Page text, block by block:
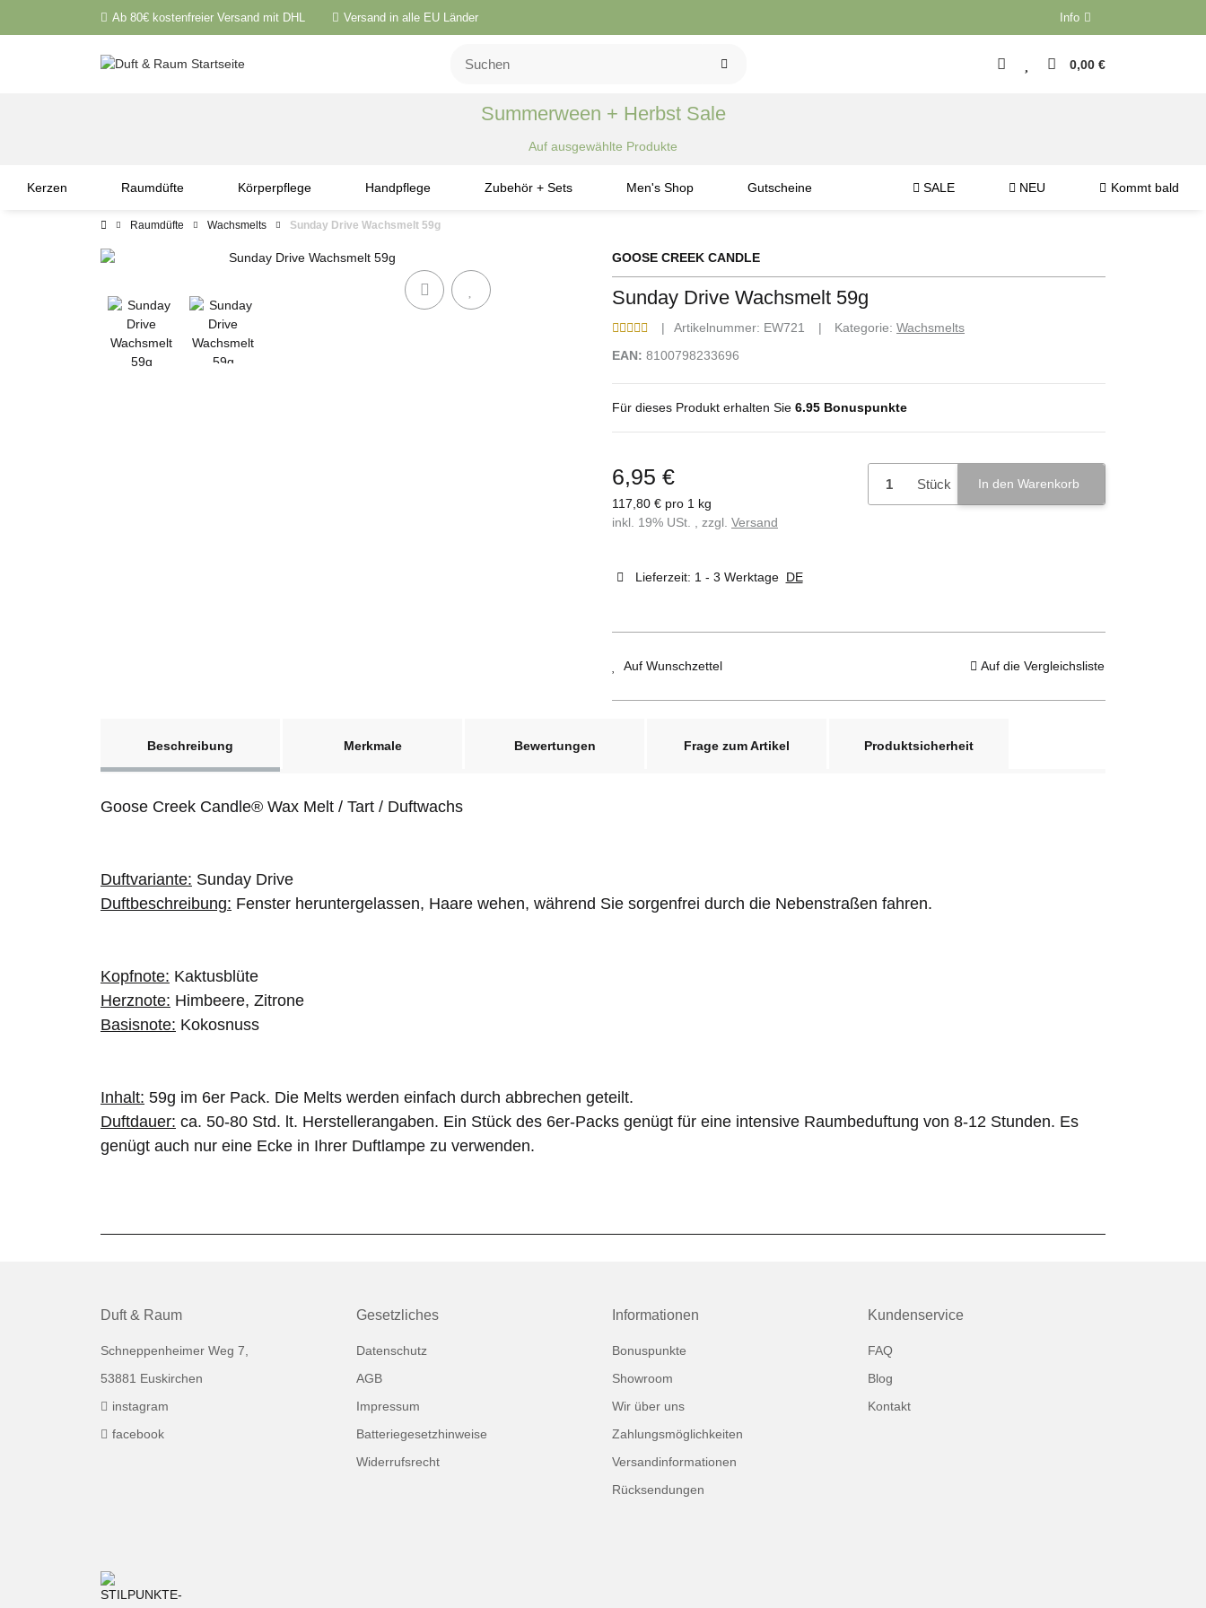
Ab 80€ kostenfreier Versand mit DHL Versand in alle EU Länder Info
0,00 €
Summerween + Herbst Sale
Auf ausgewählte Produkte
Kerzen Raumdüfte Körperpflege Handpflege Zubehör + Sets Men's Shop Gutscheine SALE NEU Kommt bald
Raumdüfte Wachsmelts Sunday Drive Wachsmelt 59g
GOOSE CREEK CANDLE
Sunday Drive Wachsmelt 59g
Artikelnummer: EW721 Kategorie: Wachsmelts
EAN: 8100798233696
Für dieses Produkt erhalten Sie 6.95 Bonuspunkte
6,95 €
117,80 € pro 1 kg
inkl. 19% USt. , zzgl. Versand
Lieferzeit: 1 - 3 Werktage DE
Stück In den Warenkorb
Auf Wunschzettel Auf die Vergleichsliste
Beschreibung
Merkmale Bewertungen Frage zum Artikel Produktsicherheit
Goose Creek Candle® Wax Melt / Tart / Duftwachs
Duftvariante: Sunday Drive
Duftbeschreibung: Fenster heruntergelassen, Haare wehen, während Sie sorgenfrei durch die Nebenstraßen fahren.
Kopfnote: Kaktusblüte
Herznote: Himbeere, Zitrone
Basisnote: Kokosnuss
Inhalt: 59g im 6er Pack. Die Melts werden einfach durch abbrechen geteilt.
Duftdauer: ca. 50-80 Std. lt. Herstellerangaben. Ein Stück des 6er-Packs genügt für eine intensive Raumbeduftung von 8-12 Stunden. Es
genügt auch nur eine Ecke in Ihrer Duftlampe zu verwenden.
Duft & Raum
Schneppenheimer Weg 7,
53881 Euskirchen
instagram
facebook
Gesetzliches
Datenschutz
AGB
Impressum
Batteriegesetzhinweise
Widerrufsrecht
Informationen
Bonuspunkte
Showroom
Wir über uns
Zahlungsmöglichkeiten
Versandinformationen
Rücksendungen
Kundenservice
FAQ
Blog
Kontakt